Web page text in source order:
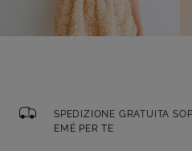
SPEDIZIONE GRATUITA
EMÉ PER TE